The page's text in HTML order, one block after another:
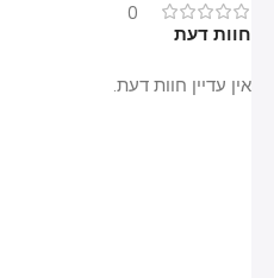
0
חוות דעת
אין עדיין חוות דעת.